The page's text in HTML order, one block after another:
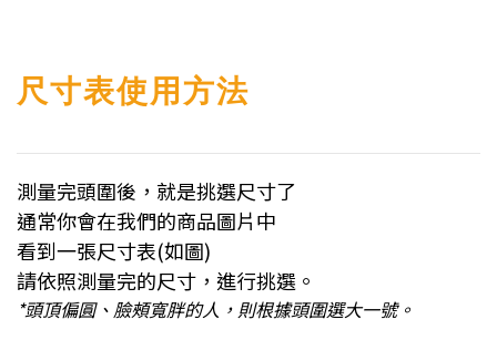
尺寸表使用方法
測量完頭圍後，就是挑選尺寸了
通常你會在我們的商品圖片中
看到一張尺寸表(如圖)
請依照測量完的尺寸，進行挑選。
*頭頂偏圓、臉頰寬胖的人，則根據頭圍選大一號。